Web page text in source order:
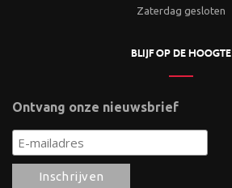
Zaterdag gesloten
BLIJF OP DE HOOGTE
Ontvang onze nieuwsbrief